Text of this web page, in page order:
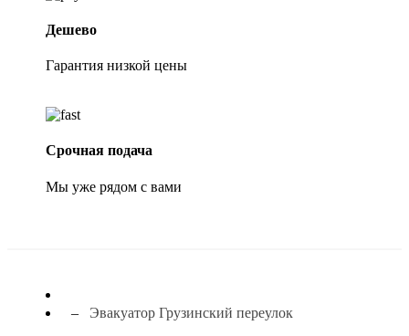
Дешево
Гарантия низкой цены
Срочная подача
Мы уже рядом с вами
Эвакуатор Грузинский переулок